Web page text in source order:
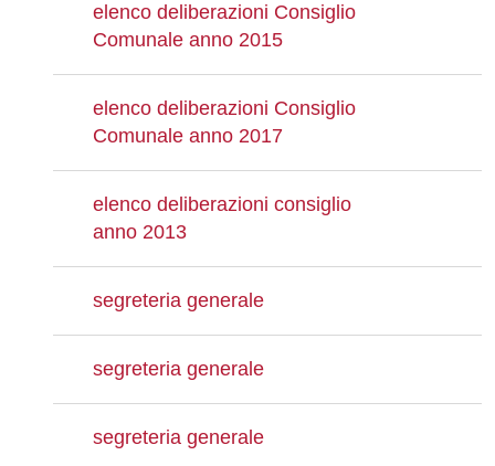
elenco deliberazioni Consiglio
Comunale anno 2015
elenco deliberazioni Consiglio
Comunale anno 2017
elenco deliberazioni consiglio
anno 2013
segreteria generale
segreteria generale
segreteria generale